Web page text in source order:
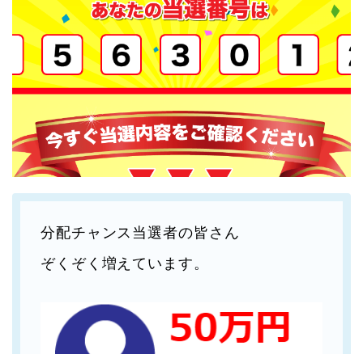
分配チャンス当選者の皆さん
ぞくぞく増えています。